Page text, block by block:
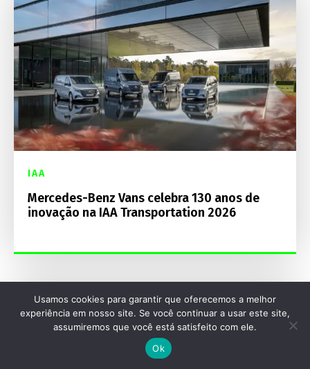
IAA
Mercedes-Benz Vans celebra 130 anos de
inovação na IAA Transportation 2026
Usamos cookies para garantir que oferecemos a melhor
experiência em nosso site. Se você continuar a usar este site,
assumiremos que você está satisfeito com ele.
Ok